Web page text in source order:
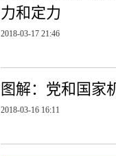
力和定力
2018-03-17 21:46
图解：党和国家
2018-03-16 16:11